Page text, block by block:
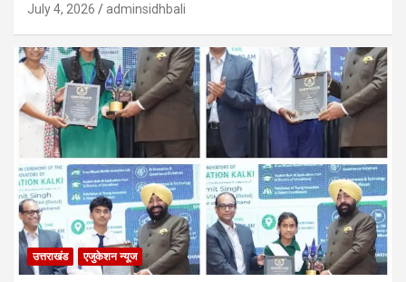
July 4, 2026 adminsidhbali
उत्तराखंड एजुकेशन न्‍यूज